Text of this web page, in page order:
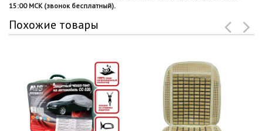
15:00 МСК (звонок бесплатный).
Похожие товары